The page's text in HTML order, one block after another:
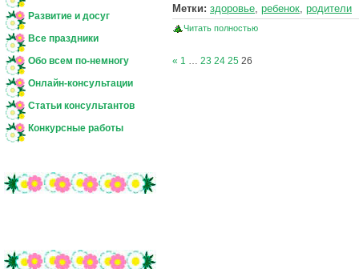
Развитие и досуг
Все праздники
Обо всем по-немногу
Онлайн-консультации
Статьи консультантов
Конкурсные работы
Метки: здоровье ребенок родители
Читать полностью
« 1 23 24 25 26